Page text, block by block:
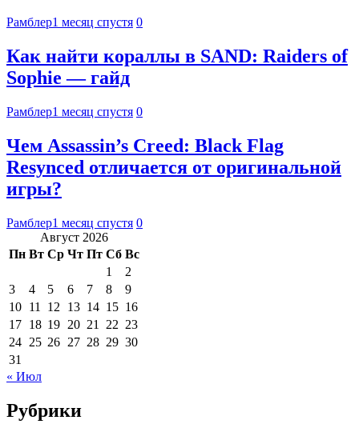
Рамблер1 месяц спустя 0
Как найти кораллы в SAND: Raiders of
Sophie — гайд
Рамблер1 месяц спустя 0
Чем Assassin’s Creed: Black Flag
Resynced отличается от оригинальной
игры?
Рамблер1 месяц спустя 0
Август 2026
Пн Вт Ср Чт Пт Сб Вс
1
2
3
4 5 6 7 8
9
10 11 12 13 14 15 16
17 18 19 20 21 22 23
24 25 26 27 28 29 30
31
« Июл
Рубрики